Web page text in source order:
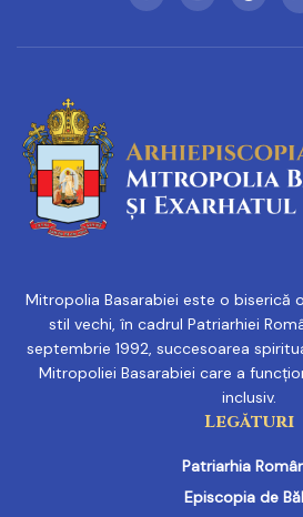
Mitropolia Basarabiei este o biserică
stil vechi, în cadrul Patriarhiei
septembrie 1992, succesoarea
Mitropoliei Basarabiei care a
inclusiv.
Legături
Patriarhia
Episcopia de